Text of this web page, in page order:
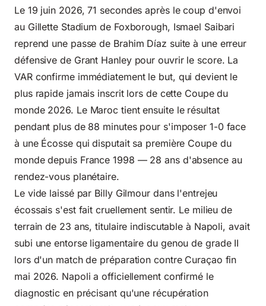
Le 19 juin 2026, 71 secondes après le coup d'envoi
au Gillette Stadium de Foxborough, Ismael Saibari
reprend une passe de Brahim Díaz suite à une erreur
défensive de Grant Hanley pour ouvrir le score. La
VAR confirme immédiatement le but, qui devient le
plus rapide jamais inscrit lors de cette Coupe du
monde 2026. Le Maroc tient ensuite le résultat
pendant plus de 88 minutes pour s'imposer 1-0 face
à une Écosse qui disputait sa première Coupe du
monde depuis France 1998 — 28 ans d'absence au
rendez-vous planétaire.
Le vide laissé par Billy Gilmour dans l'entrejeu
écossais s'est fait cruellement sentir. Le milieu de
terrain de 23 ans, titulaire indiscutable à Napoli, avait
subi une entorse ligamentaire du genou de grade II
lors d'un match de préparation contre Curaçao fin
mai 2026. Napoli a officiellement confirmé le
diagnostic en précisant qu'une récupération